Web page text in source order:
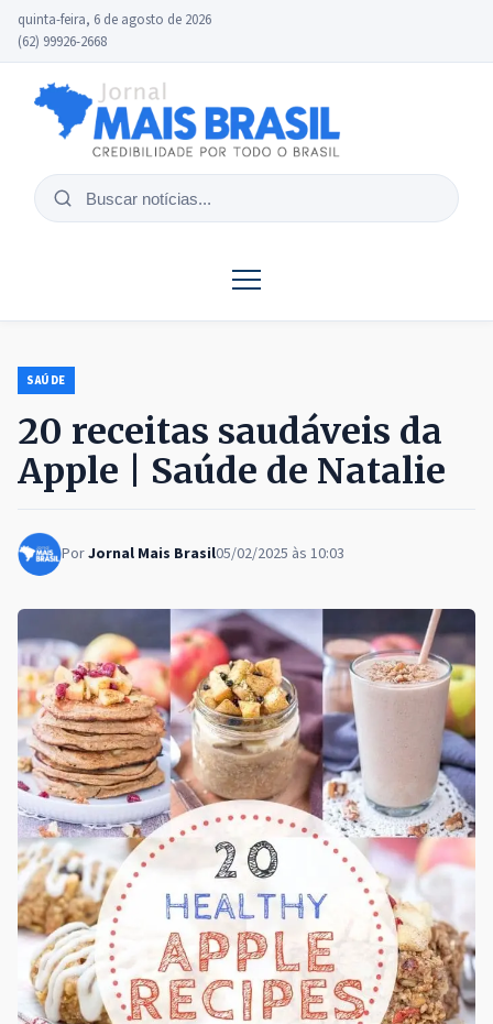
quinta-feira, 6 de agosto de 2026
(62) 99926-2668
Buscar
SAÚDE
20 receitas saudáveis ​​da
Apple | Saúde de Natalie
PorJornal Mais Brasil05/02/2025 às 10:03